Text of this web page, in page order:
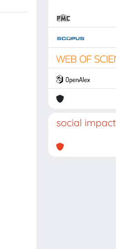
social impact